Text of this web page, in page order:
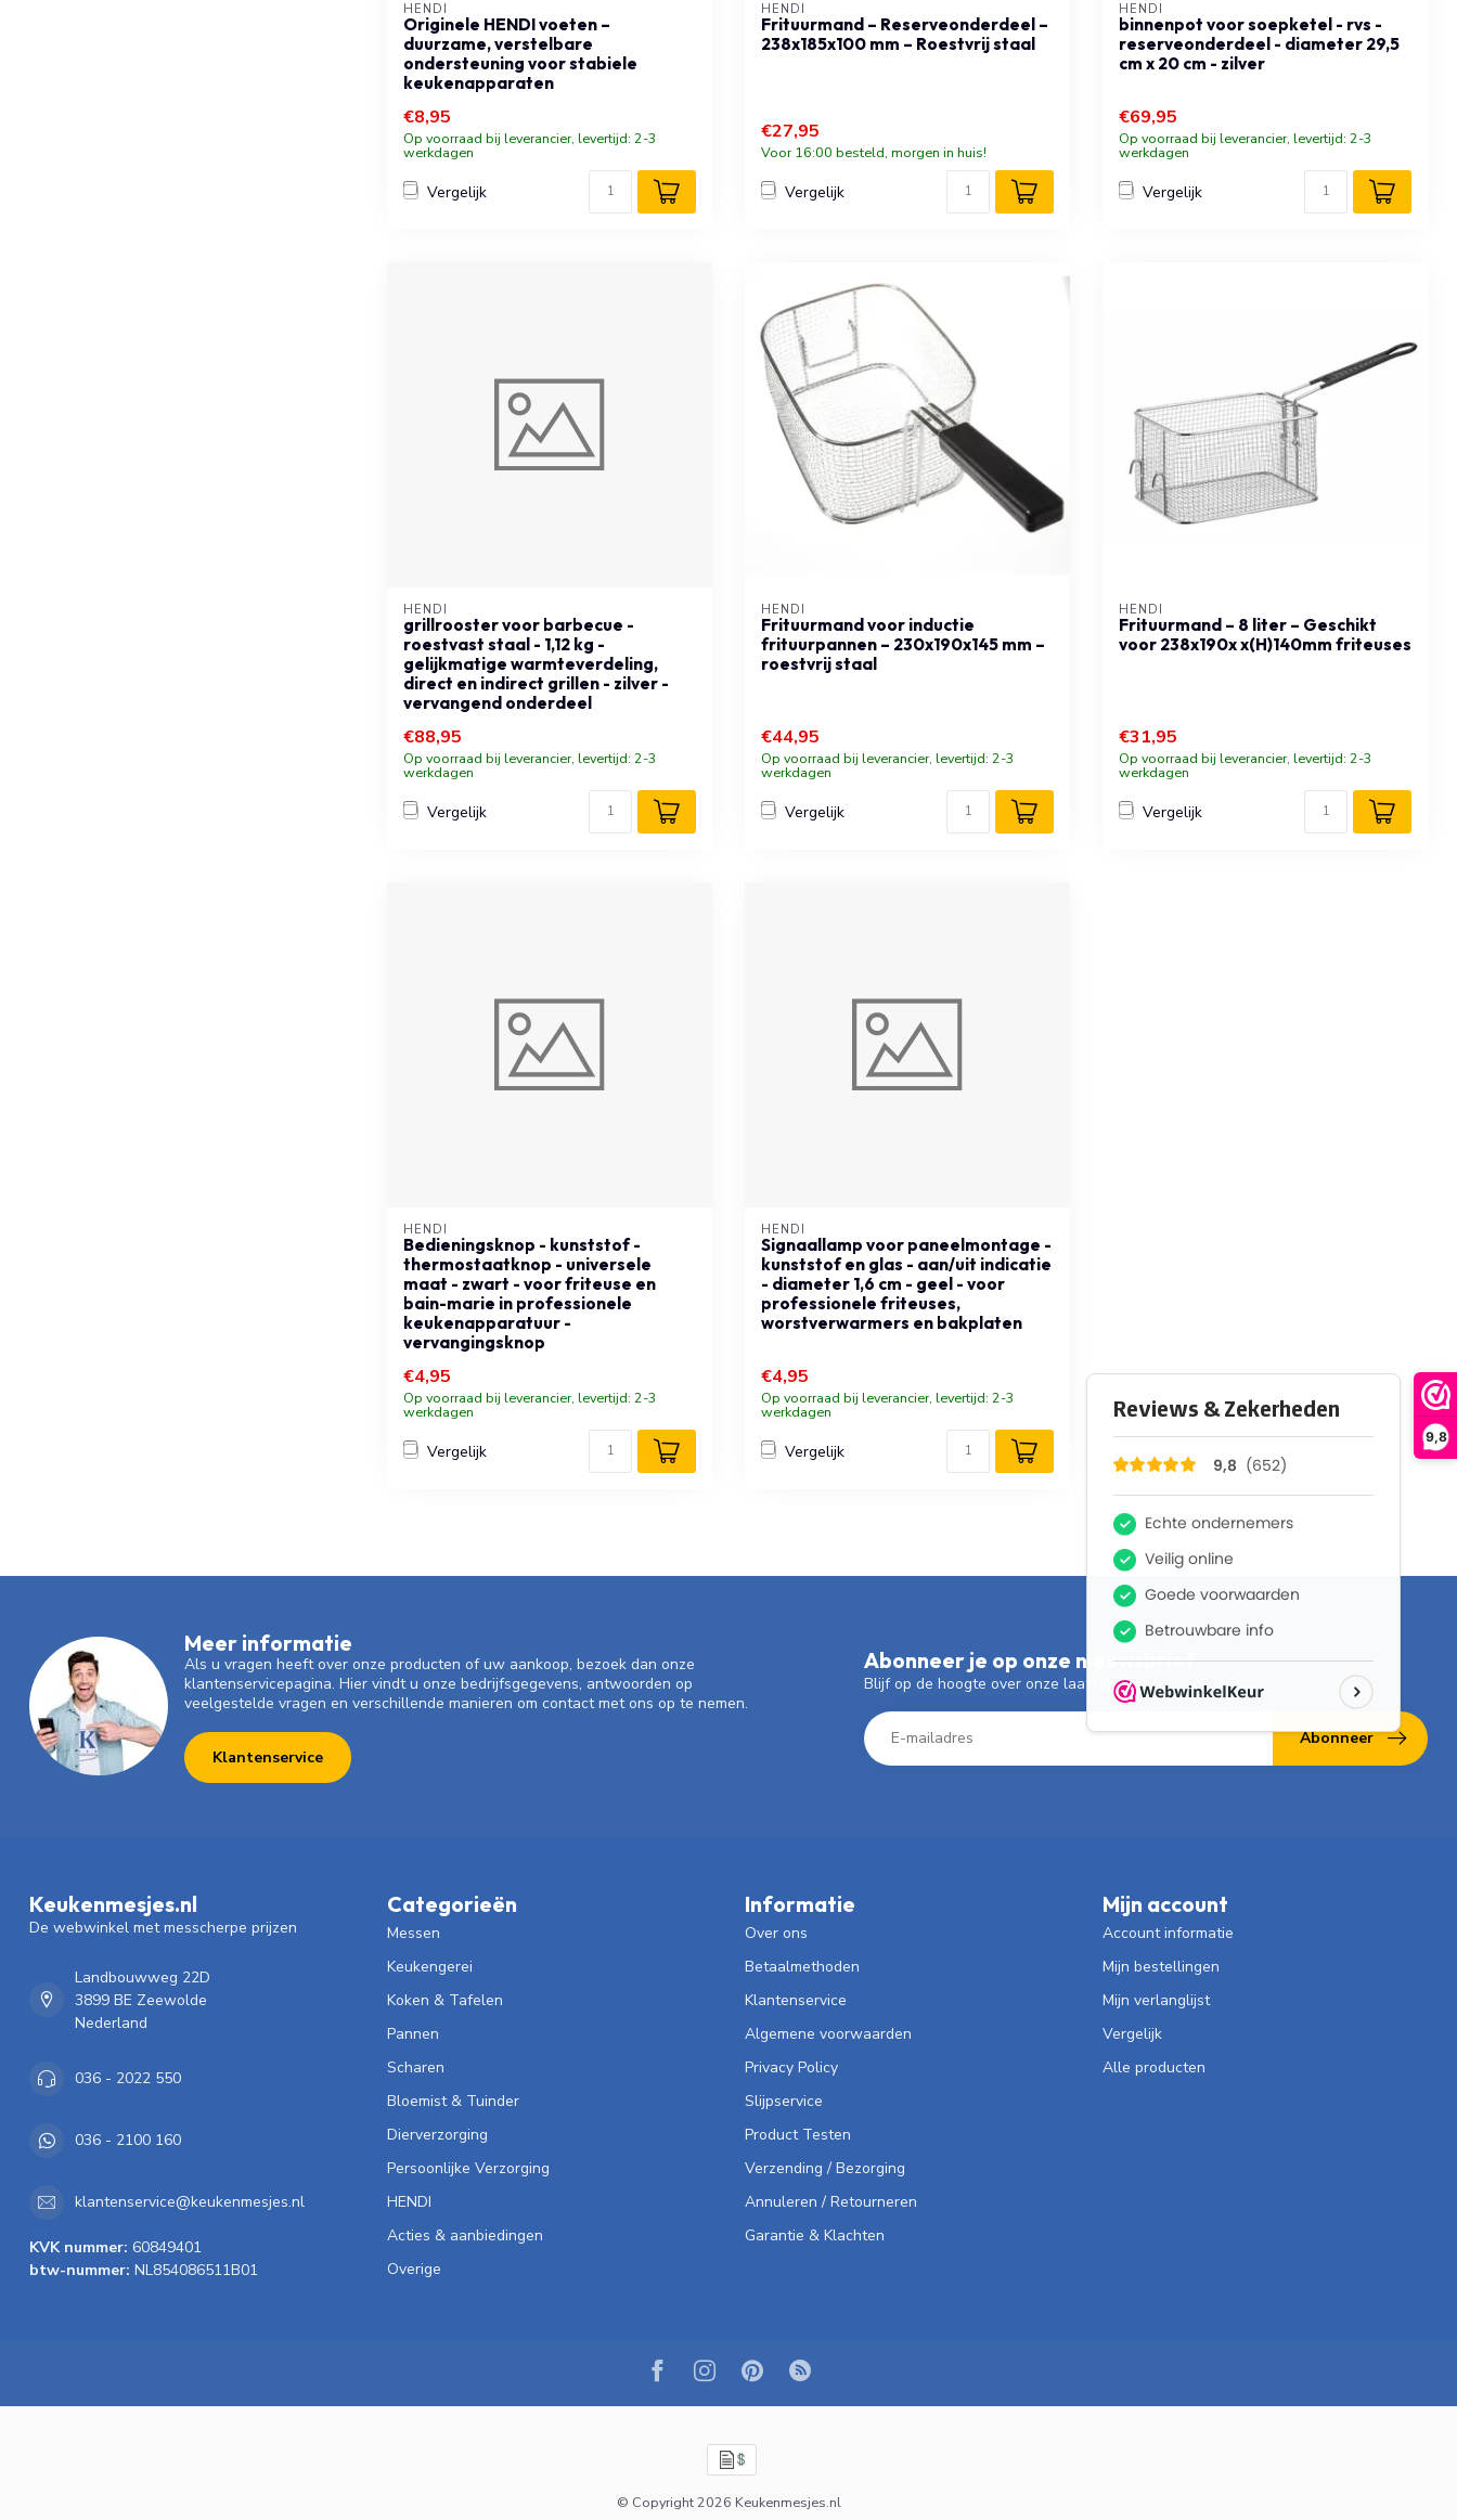
9,8
HENDI
Originele HENDI voeten –
duurzame, verstelbare
ondersteuning voor stabiele
keukenapparaten
€8,95
Op voorraad bij leverancier, levertijd: 2-3
werkdagen
Vergelijk
HENDI
Frituurmand – Reserveonderdeel –
238x185x100 mm – Roestvrij staal
€27,95
Voor 16:00 besteld, morgen in huis!
Vergelijk
HENDI
binnenpot voor soepketel - rvs -
reserveonderdeel - diameter 29,5
cm x 20 cm - zilver
€69,95
Op voorraad bij leverancier, levertijd: 2-3
werkdagen
Vergelijk
HENDI
grillrooster voor barbecue -
roestvast staal - 1,12 kg -
gelijkmatige warmteverdeling,
direct en indirect grillen - zilver -
vervangend onderdeel
€88,95
Op voorraad bij leverancier, levertijd: 2-3
werkdagen
Vergelijk
HENDI
Frituurmand voor inductie
frituurpannen – 230x190x145 mm –
roestvrij staal
€44,95
Op voorraad bij leverancier, levertijd: 2-3
werkdagen
Vergelijk
HENDI
Frituurmand – 8 liter – Geschikt
voor 238x190x x(H)140mm friteuses
€31,95
Op voorraad bij leverancier, levertijd: 2-3
werkdagen
Vergelijk
HENDI
Bedieningsknop - kunststof -
thermostaatknop - universele
maat - zwart - voor friteuse en
bain-marie in professionele
keukenapparatuur -
vervangingsknop
€4,95
Op voorraad bij leverancier, levertijd: 2-3
werkdagen
Vergelijk
HENDI
Signaallamp voor paneelmontage -
kunststof en glas - aan/uit indicatie
- diameter 1,6 cm - geel - voor
professionele friteuses,
worstverwarmers en bakplaten
€4,95
Op voorraad bij leverancier, levertijd: 2-3
werkdagen
Vergelijk
Meer informatie
Als u vragen heeft over onze producten of uw aankoop, bezoek dan onze
klantenservicepagina. Hier vindt u onze bedrijfsgegevens, antwoorden op
veelgestelde vragen en verschillende manieren om contact met ons op te nemen.
Klantenservice
Abonneer je op onze nieuwsbrief
Blijf op de hoogte over onze laatste acties
Abonneer
Keukenmesjes.nl
De webwinkel met messcherpe prijzen
Landbouwweg 22D
3899 BE Zeewolde
Nederland
036 - 2022 550
036 - 2100 160
klantenservice@keukenmesjes.nl
KVK nummer: 60849401
btw-nummer: NL854086511B01
Categorieën
Messen
Keukengerei
Koken & Tafelen
Pannen
Scharen
Bloemist & Tuinder
Dierverzorging
Persoonlijke Verzorging
HENDI
Acties & aanbiedingen
Overige
Informatie
Over ons
Betaalmethoden
Klantenservice
Algemene voorwaarden
Privacy Policy
Slijpservice
Product Testen
Verzending / Bezorging
Annuleren / Retourneren
Garantie & Klachten
Mijn account
Account informatie
Mijn bestellingen
Mijn verlanglijst
Vergelijk
Alle producten
© Copyright 2026 Keukenmesjes.nl